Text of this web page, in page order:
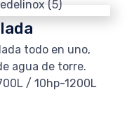
todo en uno,
agua de torre.
/ 10hp-1200L